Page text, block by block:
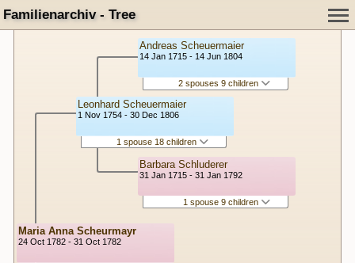
Familienarchiv - Tree
Maria Anna Scheurmayr
24 Oct 1782 - 31 Oct 1782
Leonhard Scheuermaier
1 Nov 1754 - 30 Dec 1806
1 spouse 18 children
Andreas Scheuermaier
14 Jan 1715 - 14 Jun 1804
2 spouses 9 children
Barbara Schluderer
31 Jan 1715 - 31 Jan 1792
1 spouse 9 children